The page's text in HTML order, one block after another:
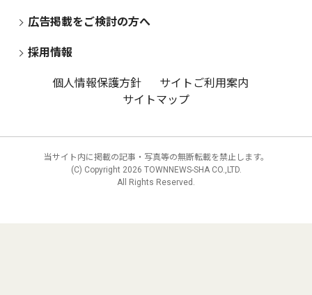
広告掲載をご検討の方へ
採用情報
個人情報保護方針
サイトご利用案内
サイトマップ
当サイト内に掲載の記事・写真等の無断転載を禁止します。
(C) Copyright 2026 TOWNNEWS-SHA CO.,LTD.
All Rights Reserved.